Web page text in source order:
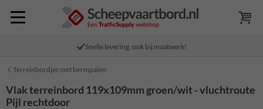
Snelle levering, ook bij maatwerk!
Terreinbordjes met bermpalen
Vlak terreinbord 119x109mm groen/wit - vluchtroute
Pijl rechtdoor